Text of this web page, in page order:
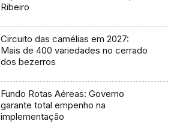
Ribeiro
Circuito das camélias em 2027:
Mais de 400 variedades no cerrado
dos bezerros
Fundo Rotas Aéreas: Governo
garante total empenho na
implementação